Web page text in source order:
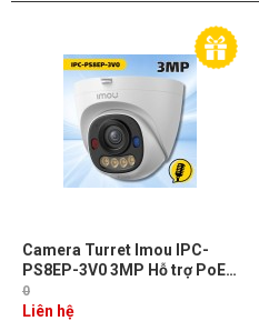
Camera Turret Imou IPC-
PS8EP-3V0 3MP Hỗ trợ PoE,
Đàm thoại 2 chiều, Hỗ trợ thẻ
nhớ upto 512GB, IR30m, IP67
0
Liên hệ